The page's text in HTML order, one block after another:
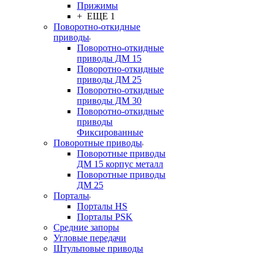
Прижимы
+ ЕЩЕ 1
Поворотно-откидные
приводы
Поворотно-откидные
приводы ДМ 15
Поворотно-откидные
приводы ДМ 25
Поворотно-откидные
приводы ДМ 30
Поворотно-откидные
приводы
Фиксированные
Поворотные приводы
Поворотные приводы
ДМ 15 корпус металл
Поворотные приводы
ДМ 25
Порталы
Порталы HS
Порталы PSK
Средние запоры
Угловые передачи
Штульповые приводы